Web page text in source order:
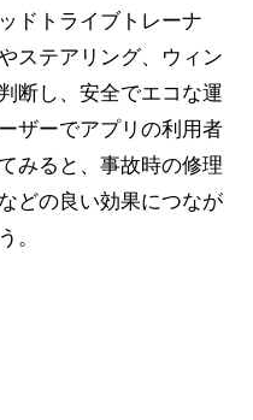
ドトライブトレーナ
ステアリング、ウィン
断し、安全でエコな運
ザーでアプリの利用者
みると、事故時の修理
どの良い効果につなが
。